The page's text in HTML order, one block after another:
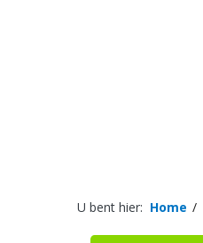
U bent hier: Home